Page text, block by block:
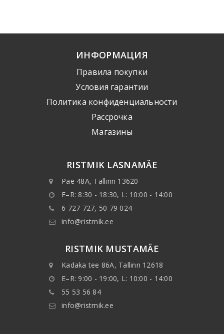
ИНФОРМАЦИЯ
Правила покупки
Условия гарантии
Политика конфиденциальности
Рассрочка
Mагазины
RISTMIK LASNAMÄE
Pae 48A, Tallinn 13620
E–R: 8:30 - 18:30, L: 10:00 - 14:00
6 727 727, 50 79 024
info@ristmik.ee
RISTMIK MUSTAMÄE
Kadaka tee 86A, Tallinn 12618
E–R: 9:00 - 19:00, L: 10:00 - 14:00
55 53 56 84
info@ristmik.ee